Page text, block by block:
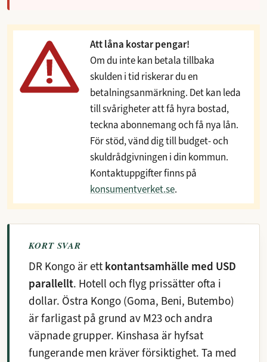
Att låna kostar pengar!
Om du inte kan betala tillbaka
skulden i tid riskerar du en
betalningsanmärkning. Det kan leda
till svårigheter att få hyra bostad,
teckna abonnemang och få nya lån.
För stöd, vänd dig till budget- och
skuldrådgivningen i din kommun.
Kontaktuppgifter finns på
konsumentverket.se.
KORT SVAR
DR Kongo är ett kontantsamhälle med USD
parallellt. Hotell och flyg prissätter ofta i
dollar. Östra Kongo (Goma, Beni, Butembo)
är farligast på grund av M23 och andra
väpnade grupper. Kinshasa är hyfsat
fungerande men kräver försiktighet. Ta med